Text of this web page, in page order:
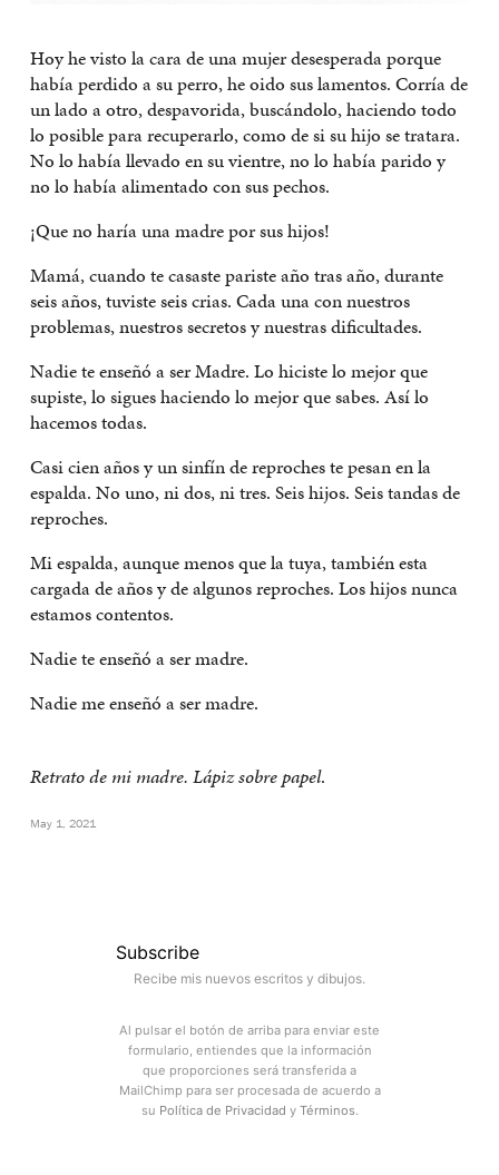
Hoy he visto la cara de una mujer desesperada porque
había perdido a su perro, he oido sus lamentos. Corría de
un lado a otro, despavorida, buscándolo, haciendo todo
lo posible para recuperarlo, como de si su hijo se tratara.
No lo había llevado en su vientre, no lo había parido y
no lo había alimentado con sus pechos.
¡Que no haría una madre por sus hijos!
Mamá, cuando te casaste pariste año tras año, durante
seis años, tuviste seis crias. Cada una con nuestros
problemas, nuestros secretos y nuestras dificultades.
Nadie te enseñó a ser Madre. Lo hiciste lo mejor que
supiste, lo sigues haciendo lo mejor que sabes. Así lo
hacemos todas.
Casi cien años y un sinfín de reproches te pesan en la
espalda. No uno, ni dos, ni tres. Seis hijos. Seis tandas de
reproches.
Mi espalda, aunque menos que la tuya, también esta
cargada de años y de algunos reproches. Los hijos nunca
estamos contentos.
Nadie te enseñó a ser madre.
Nadie me enseñó a ser madre.
Retrato de mi madre. Lápiz sobre papel.
May 1, 2021
Subscribe
Recibe mis nuevos escritos y dibujos.
Al pulsar el botón de arriba para enviar este
formulario, entiendes que la información
que proporciones será transferida a
MailChimp para ser procesada de acuerdo a
su Política de Privacidad y Términos.